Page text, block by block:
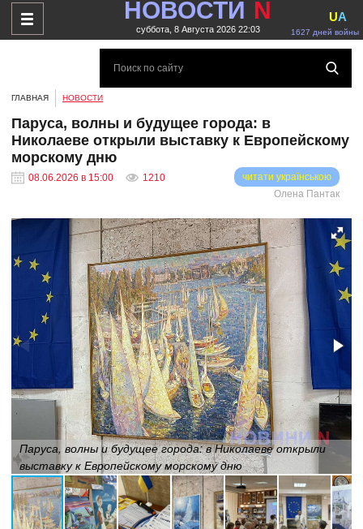
НОВОСТИ N
суббота, 8 Августа 2026 22:03 1627 дней войны
UA
ГЛАВНАЯ НОВОСТИ
Паруса, волны и будущее города: в
Николаеве открыли выставку к Европейскому
морскому дню
08.06.2026 в 15:00 1210
читати українською
Олена Пантак
Паруса, волны и будущее города: в Николаеве открыли
выставку к Европейскому морскому дню